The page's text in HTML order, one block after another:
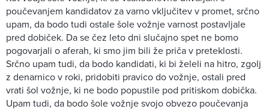
poučevanjem kandidatov za varno vključitev v promet, srčno
upam, da bodo tudi ostale šole vožnje varnost postavljale
pred dobiček. Da se čez leto dni slučajno spet ne bomo
pogovarjali o aferah, ki smo jim bili že priča v preteklosti.
Srčno upam tudi, da bodo kandidati, ki bi želeli na hitro, zgolj
z denarnico v roki, pridobiti pravico do vožnje, ostali pred
vrati šol vožnje, ki ne bodo popustile pod pritiskom dobička.
Upam tudi, da bodo šole vožnje svojo obvezo poučevanja